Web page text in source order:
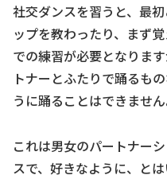
社交ダンスを習うと、最
ップを教わったり、まず
での練習が必要となりま
トナーとふたりで踊るも
うに踊ることはできません
これは男女のパートナー
スで、好きなように、と